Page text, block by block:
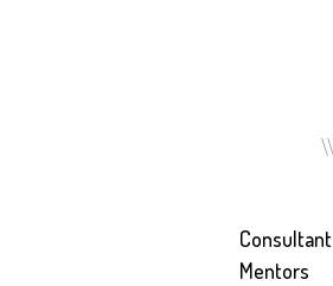
Consultant
Mentors